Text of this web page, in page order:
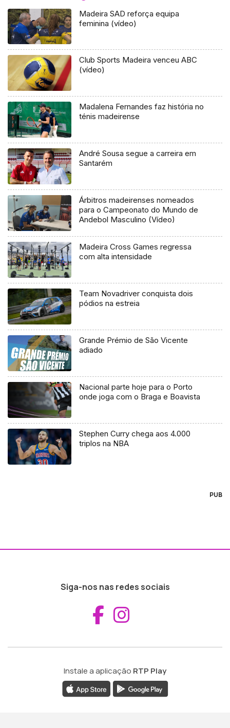
Madeira SAD reforça equipa
feminina (vídeo)
Club Sports Madeira venceu ABC
(vídeo)
Madalena Fernandes faz história no
ténis madeirense
André Sousa segue a carreira em
Santarém
Árbitros madeirenses nomeados
para o Campeonato do Mundo de
Andebol Masculino (Vídeo)
Madeira Cross Games regressa
com alta intensidade
Team Novadriver conquista dois
pódios na estreia
Grande Prémio de São Vicente
adiado
Nacional parte hoje para o Porto
onde joga com o Braga e Boavista
Stephen Curry chega aos 4.000
triplos na NBA
PUB
Siga-nos nas redes sociais
Aceder ao
Instale a aplicação RTP Play